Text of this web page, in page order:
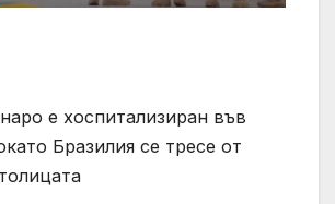
е хоспитализиран във
Бразилия се тресе от